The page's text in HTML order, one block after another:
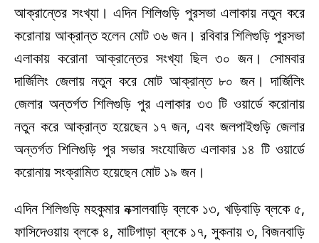
আক্রান্তের সংখ্যা। এদিন শিলিগুড়ি পুরসভা এলাকায় নতুন করে
করোনায় আক্রান্ত হলেন মোট ৩৬ জন। রবিবার শিলিগুড়ি পুরসভা
এলাকায় করোনা আক্রান্তের সংখ্যা ছিল ৩০ জন। সোমবার
দার্জিলিং জেলায় নতুন করে মোট আক্রান্ত ৮০ জন। দার্জিলিং
জেলার অন্তর্গত শিলিগুড়ি পুর এলাকার ৩৩ টি ওয়ার্ডে করোনায়
নতুন করে আক্রান্ত হয়েছেন ১৭ জন, এবং জলপাইগুড়ি জেলার
অন্তর্গত শিলিগুড়ি পুর সভার সংযোজিত এলাকার ১৪ টি ওয়ার্ডে
করোনায় সংক্রামিত হয়েছেন মোট ১৯ জন।
এদিন শিলিগুড়ি মহকুমার নক্সালবাড়ি ব্লকে ১৩, খড়িবাড়ি ব্লকে ৫,
ফাসিদেওয়ায় ব্লকে ৪, মাটিগাড়া ব্লকে ১৭, সুকনায় ৩, বিজনবাড়ি